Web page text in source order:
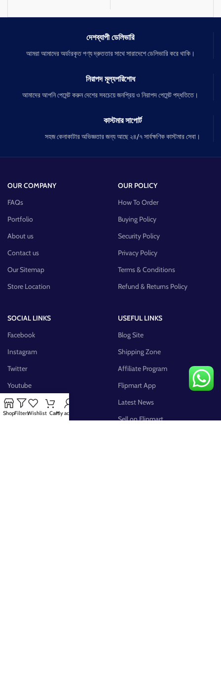
দেশব্যাপী ডেলিভারি
আমরা আমাদের অর্ডারকৃত পণ্য দ্রুততার সাথে সারাদেশে ডেলিভারি করে থাকি।
নিরাপদ মূল্যপরিশোধ
আমাদের আপনি পেমেন্ট করুন দেশের সবচেয়ে জনপ্রিয় ও নিরাপদ পেমেন্ট পদ্ধতিতে।
কাস্টমার সাপোর্ট
সহজ কেনাকাটার অভিজ্ঞতার জন্য আছে ২৪/৭ সার্বক্ষণিক কাস্টমার সেবা।
OUR COMPANY
FAQs
Portfolio
About us
Contact us
Our Sitemap
Store Location
OUR POLICY
How To Order
Buying Policy
Security Policy
Privacy Policy
Terms & Conditions
Refund & Returns Policy
SOCIAL LINKS
Facebook
Instagram
Twitter
Youtube
Pinterest
FB Group
USEFUL LINKS
Blog Site
Shipping Zone
Affiliate Program
Flipmart App
Latest News
Sell on Flipmart
ShopFiltersWishlist CartMy account